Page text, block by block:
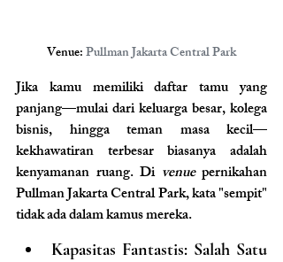
Venue: Pullman Jakarta Central Park
Jika kamu memiliki daftar tamu yang
panjang—mulai dari keluarga besar, kolega
bisnis, hingga teman masa kecil—
kekhawatiran terbesar biasanya adalah
kenyamanan ruang. Di venue pernikahan
Pullman Jakarta Central Park, kata "sempit"
tidak ada dalam kamus mereka.
Kapasitas Fantastis: Salah Satu